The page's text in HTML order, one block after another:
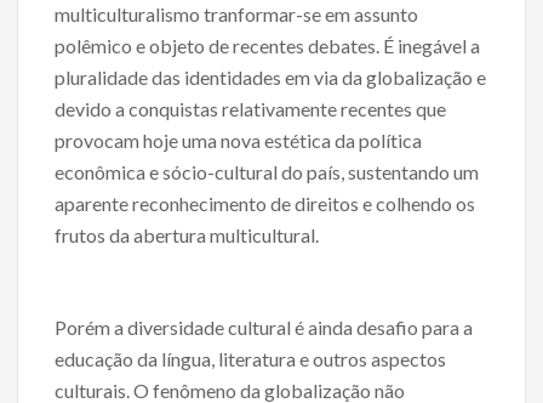
multiculturalismo tranformar-se em assunto
polêmico e objeto de recentes debates. É inegável a
pluralidade das identidades em via da globalização e
devido a conquistas relativamente recentes que
provocam hoje uma nova estética da política
econômica e sócio-cultural do país, sustentando um
aparente reconhecimento de direitos e colhendo os
frutos da abertura multicultural.
Porém a diversidade cultural é ainda desafio para a
educação da língua, literatura e outros aspectos
culturais. O fenômeno da globalização não